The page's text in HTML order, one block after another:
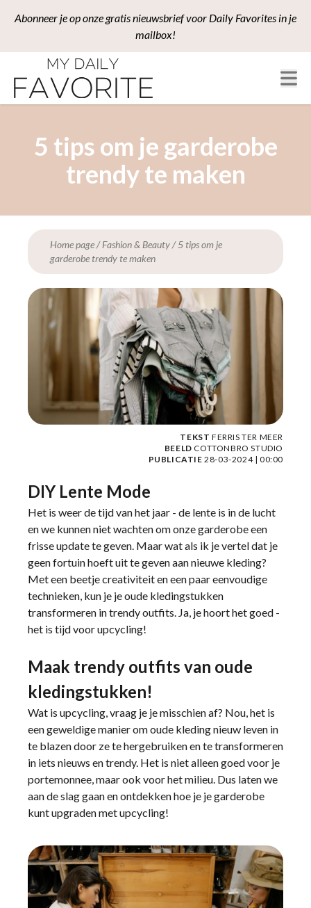
Abonneer je op onze gratis nieuwsbrief voor Daily Favorites in je
mailbox!
5 tips om je garderobe
trendy te maken
Home page/Fashion & Beauty/5 tips om je
garderobe trendy te maken
TEKST FERRIS TER MEER
BEELD COTTONBRO STUDIO
PUBLICATIE28-03-2024 | 00:00
DIY Lente Mode
Het is weer de tijd van het jaar - de lente is in de lucht
en we kunnen niet wachten om onze garderobe een
frisse update te geven. Maar wat als ik je vertel dat je
geen fortuin hoeft uit te geven aan nieuwe kleding?
Met een beetje creativiteit en een paar eenvoudige
technieken, kun je je oude kledingstukken
transformeren in trendy outfits. Ja, je hoort het goed -
het is tijd voor upcycling!
Maak trendy outfits van oude
kledingstukken!
Wat is upcycling, vraag je je misschien af? Nou, het is
een geweldige manier om oude kleding nieuw leven in
te blazen door ze te hergebruiken en te transformeren
in iets nieuws en trendy. Het is niet alleen goed voor je
portemonnee, maar ook voor het milieu. Dus laten we
aan de slag gaan en ontdekken hoe je je garderobe
kunt upgraden met upcycling!